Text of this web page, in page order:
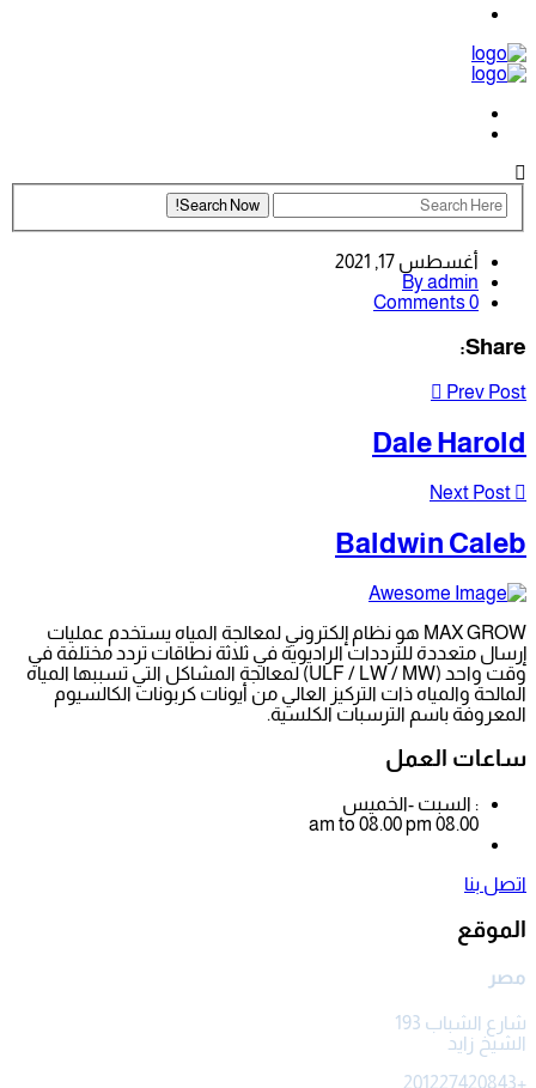
أغسطس 17, 2021
By admin
0 Comments
Share:
Prev Post
Dale Harold
Next Post
Baldwin Caleb
MAX GROW هو نظام إلكتروني لمعالجة المياه يستخدم عمليات
إرسال متعددة للترددات الراديوية في ثلاثة نطاقات تردد مختلفة في
وقت واحد (ULF / LW / MW) لمعالجة المشاكل التي تسببها المياه
المالحة والمياه ذات التركيز العالي من أيونات كربونات الكالسيوم
المعروفة باسم الترسبات الكلسية.
ساعات العمل
: السبت -الخميس
08.00 am to 08.00 pm
اتصل بنا
الموقع
مصر
شارع الشباب 193
الشيخ زايد
+201227420843